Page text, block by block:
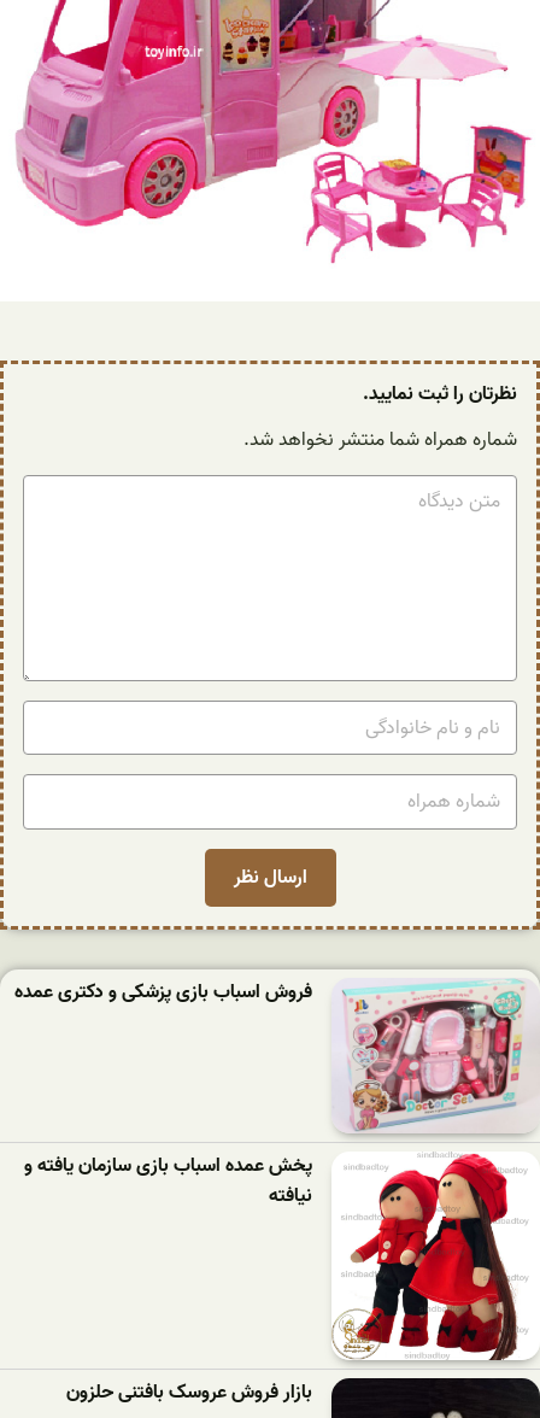
نظرتان را ثبت نمایید.
شماره همراه شما منتشر نخواهد شد.
فروش اسباب بازی پزشکی و دکتری عمده
پخش عمده اسباب بازی سازمان یافته و
نیافته
بازار فروش عروسک بافتنی حلزون